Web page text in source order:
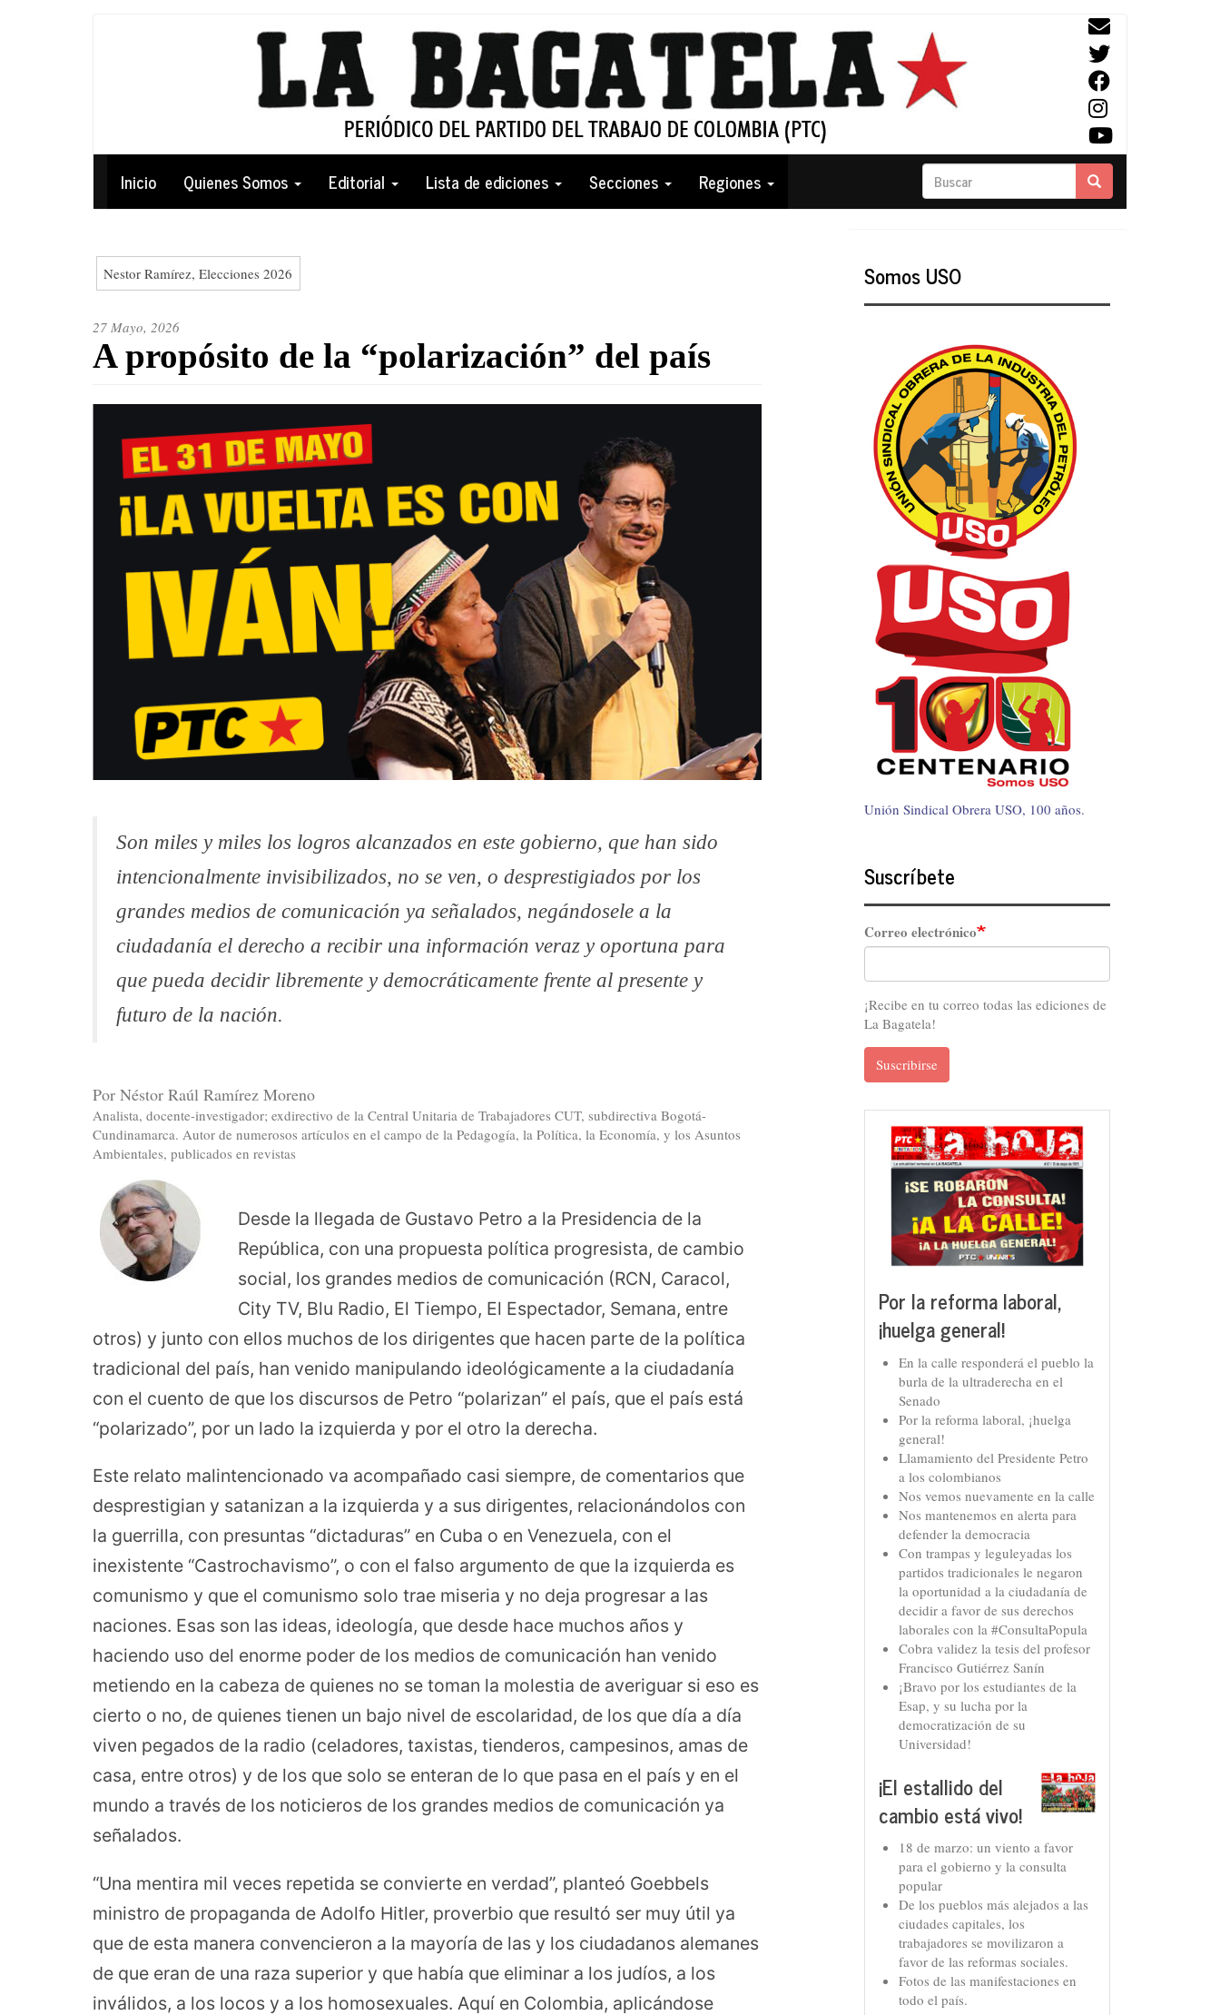
Navegación
principal
Inicio Quienes Somos Editorial Lista de ediciones Secciones Regiones Buscar Buscar
Nestor Ramírez, Elecciones 2026
27 Mayo, 2026
A propósito de la “polarización” del país
Son miles y miles los logros alcanzados en este gobierno, que han sido
intencionalmente invisibilizados, no se ven, o desprestigiados por los
grandes medios de comunicación ya señalados, negándosele a la
ciudadanía el derecho a recibir una información veraz y oportuna para
que pueda decidir libremente y democráticamente frente al presente y
futuro de la nación.
Por Néstor Raúl Ramírez Moreno
Analista, docente-investigador; exdirectivo de la Central Unitaria de Trabajadores CUT, subdirectiva Bogotá-
Cundinamarca. Autor de numerosos artículos en el campo de la Pedagogía, la Política, la Economía, y los Asuntos
Ambientales, publicados en revistas
Desde la llegada de Gustavo Petro a la Presidencia de la
República, con una propuesta política progresista, de cambio
social, los grandes medios de comunicación (RCN, Caracol,
City TV, Blu Radio, El Tiempo, El Espectador, Semana, entre
otros) y junto con ellos muchos de los dirigentes que hacen parte de la política
tradicional del país, han venido manipulando ideológicamente a la ciudadanía
con el cuento de que los discursos de Petro “polarizan” el país, que el país está
“polarizado”, por un lado la izquierda y por el otro la derecha.
Este relato malintencionado va acompañado casi siempre, de comentarios que
desprestigian y satanizan a la izquierda y a sus dirigentes, relacionándolos con
la guerrilla, con presuntas “dictaduras” en Cuba o en Venezuela, con el
inexistente “Castrochavismo”, o con el falso argumento de que la izquierda es
comunismo y que el comunismo solo trae miseria y no deja progresar a las
naciones. Esas son las ideas, ideología, que desde hace muchos años y
haciendo uso del enorme poder de los medios de comunicación han venido
metiendo en la cabeza de quienes no se toman la molestia de averiguar si eso es
cierto o no, de quienes tienen un bajo nivel de escolaridad, de los que día a día
viven pegados de la radio (celadores, taxistas, tienderos, campesinos, amas de
casa, entre otros) y de los que solo se enteran de lo que pasa en el país y en el
mundo a través de los noticieros de los grandes medios de comunicación ya
señalados.
“Una mentira mil veces repetida se convierte en verdad”, planteó Goebbels
ministro de propaganda de Adolfo Hitler, proverbio que resultó ser muy útil ya
que de esta manera convencieron a la mayoría de las y los ciudadanos alemanes
de que eran de una raza superior y que había que eliminar a los judíos, a los
inválidos, a los locos y a los homosexuales. Aquí en Colombia, aplicándose
Somos USO
Unión Sindical Obrera USO, 100 años.
Suscríbete
Correo electrónico
¡Recibe en tu correo todas las ediciones de
La Bagatela!
Suscribirse
Por la reforma laboral,
¡huelga general!
En la calle responderá el pueblo la
burla de la ultraderecha en el
Senado
Por la reforma laboral, ¡huelga
general!
Llamamiento del Presidente Petro
a los colombianos
Nos vemos nuevamente en la calle
Nos mantenemos en alerta para
defender la democracia
Con trampas y leguleyadas los
partidos tradicionales le negaron
la oportunidad a la ciudadanía de
decidir a favor de sus derechos
laborales con la #ConsultaPopula
Cobra validez la tesis del profesor
Francisco Gutiérrez Sanín
¡Bravo por los estudiantes de la
Esap, y su lucha por la
democratización de su
Universidad!
¡El estallido del
cambio está vivo!
18 de marzo: un viento a favor
para el gobierno y la consulta
popular
De los pueblos más alejados a las
ciudades capitales, los
trabajadores se movilizaron a
favor de las reformas sociales.
Fotos de las manifestaciones en
todo el país.